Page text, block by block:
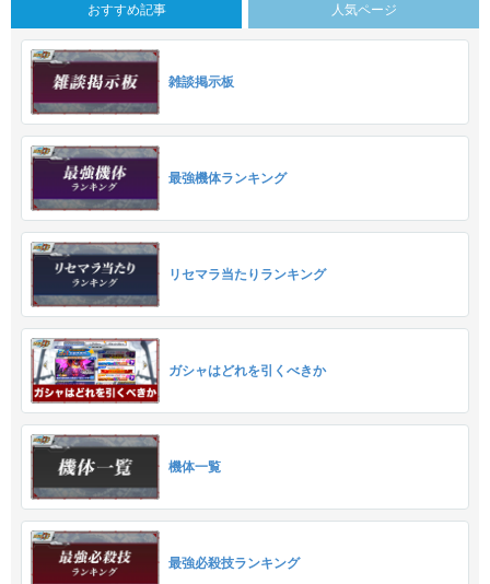
おすすめ記事 人気ページ
雑談掲示板
最強機体ランキング
リセマラ当たりランキング
ガシャはどれを引くべきか
機体一覧
最強必殺技ランキング